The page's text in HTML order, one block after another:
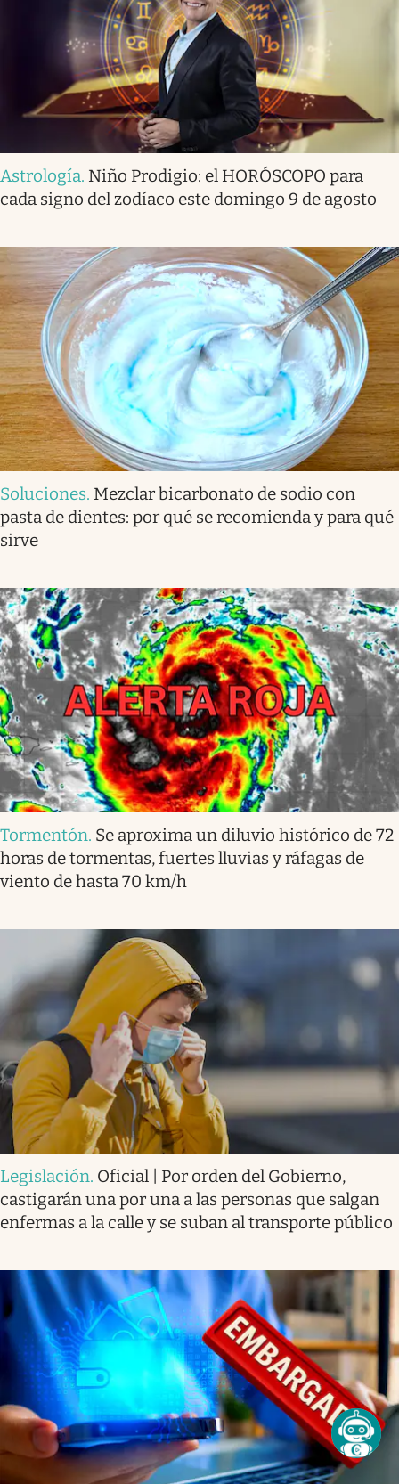
Astrología. Niño Prodigio: el HORÓSCOPO para
cada signo del zodíaco este domingo 9 de agosto
Soluciones. Mezclar bicarbonato de sodio con
pasta de dientes: por qué se recomienda y para qué
sirve
Tormentón. Se aproxima un diluvio histórico de 72
horas de tormentas, fuertes lluvias y ráfagas de
viento de hasta 70 km/h
Legislación. Oficial | Por orden del Gobierno,
castigarán una por una a las personas que salgan
enfermas a la calle y se suban al transporte público